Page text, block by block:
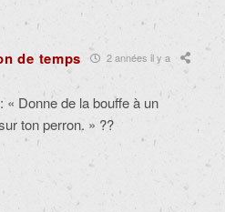
de temps 2 années il y a
« Donne de la bouffe à un
ton perron. » ??